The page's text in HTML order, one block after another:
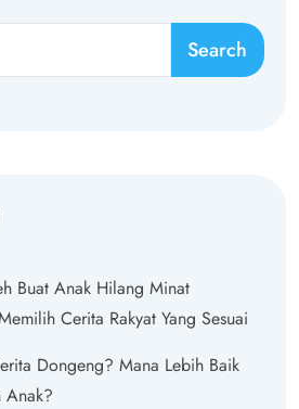
Search
Buat Anak Hilang Minat
Cerita Rakyat Yang Sesuai
Dongeng? Mana Lebih Baik
Anak?